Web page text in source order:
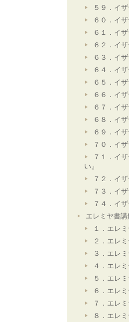
５９．イ
６０．イ
６１．イ
６２．イ
６３．イ
６４．イ
６５．イ
６６．イ
６７．イ
６８．イ
６９．イ
７０．イ
７１．イ
い』
７２．イ
７３．イ
７４．イ
エレミヤ書講
１．エレ
２．エレ
３．エレ
４．エレ
５．エレ
６．エレ
７．エレ
８．エレ